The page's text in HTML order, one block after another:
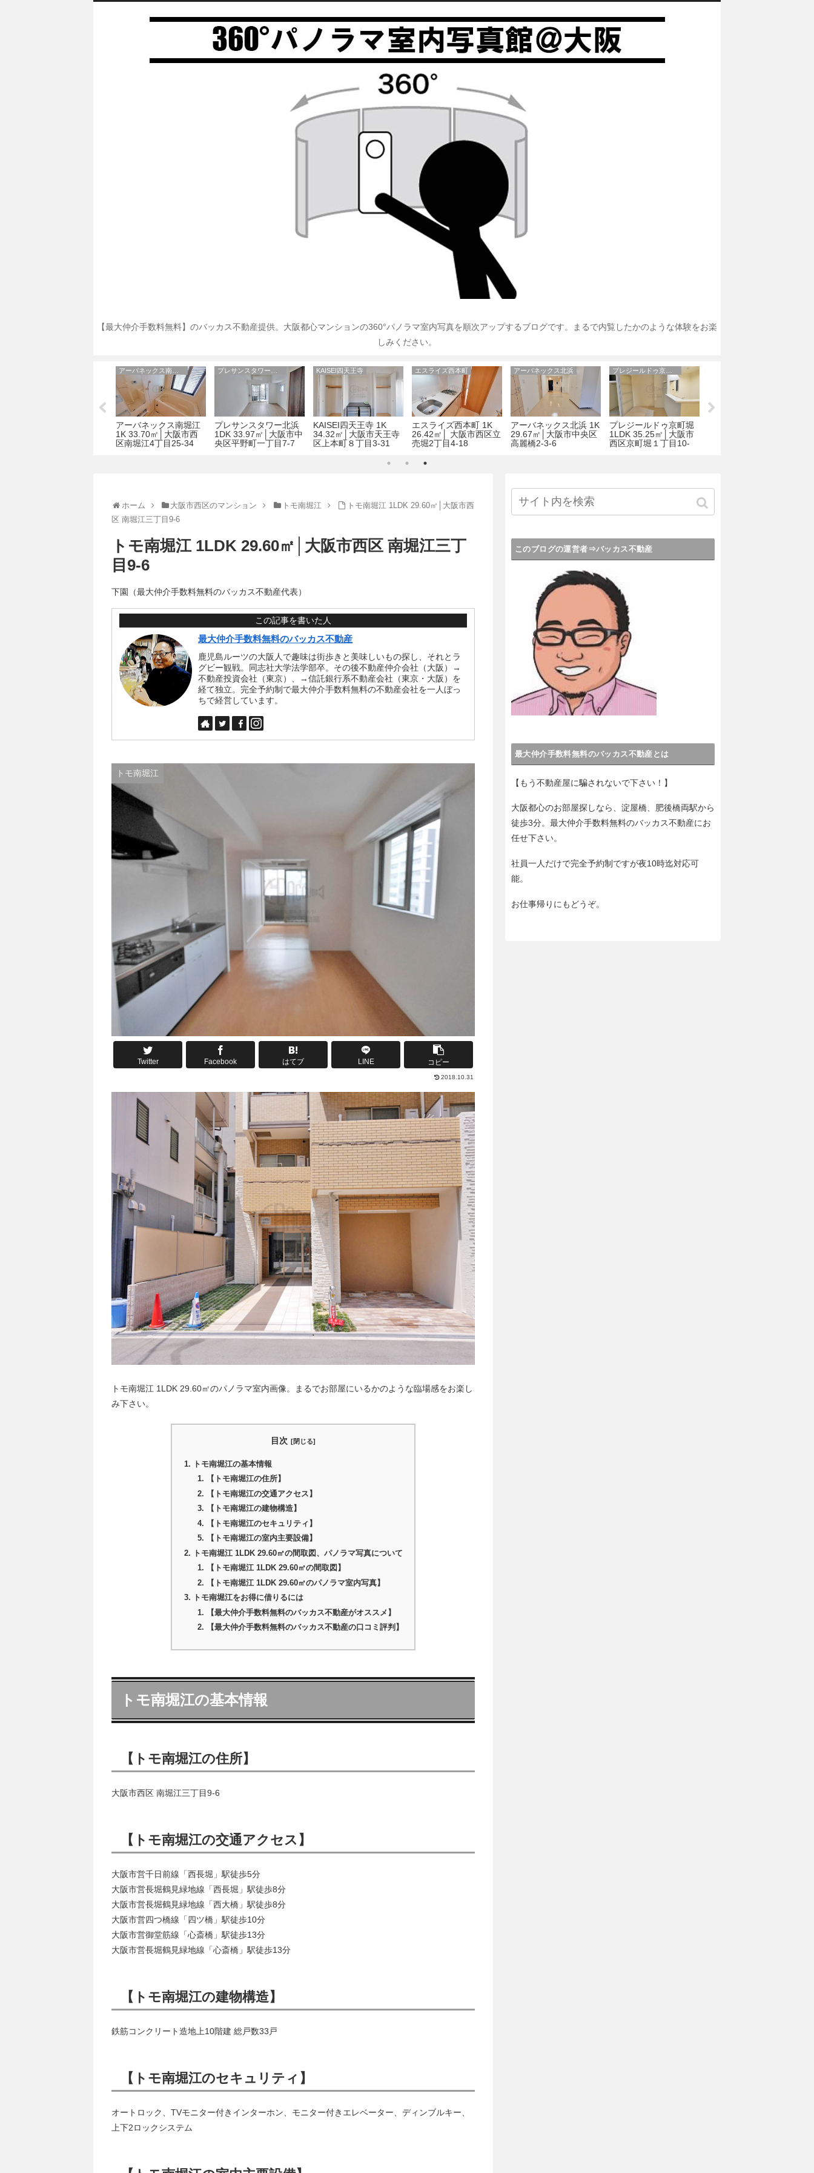
【最大仲介手数料無料】のバッカス不動産提供。大阪都心マンションの360°パノラマ室内写真を順次アップするブログです。まるで内覧したかのような体験をお楽
しみください。
アーバネックス南堀江
1K 33.70㎡│大阪市西
区南堀江4丁目25-34
プレサンスタワー北浜
1DK 33.97㎡│大阪市中
央区平野町一丁目7-7
KAISEI四天王寺
KAISEI四天王寺 1K
34.32㎡│大阪市天王寺
区上本町８丁目3-31
エスライズ西本町
エスライズ西本町 1K
26.42㎡│ 大阪市西区立
売堀2丁目4-18
アーバネックス北浜
アーバネックス北浜 1K
29.67㎡│大阪市中央区
高麗橋2-3-6
プレジールドゥ京町堀
1LDK 35.25㎡│大阪市
西区京町堀１丁目10-
ホーム 大阪市西区のマンション トモ南堀江
トモ南堀江 1LDK 29.60㎡│大阪市西
区 南堀江三丁目9-6
トモ南堀江 1LDK 29.60㎡│大阪市西区 南堀江三丁
目9-6
下園（最大仲介手数料無料のバッカス不動産代表）
この記事を書いた人
最大仲介手数料無料のバッカス不動産
鹿児島ルーツの大阪人で趣味は街歩きと美味しいもの探し、それとラ
グビー観戦。同志社大学法学部卒。その後不動産仲介会社（大阪）→
不動産投資会社（東京）、→信託銀行系不動産会社（東京・大阪）を
経て独立。完全予約制で最大仲介手数料無料の不動産会社を一人ぼっ
ちで経営しています。
トモ南堀江
Twitter Facebook はてブ LINE コピー
2018.10.31
トモ南堀江 1LDK 29.60㎡のパノラマ室内画像。まるでお部屋にいるかのような臨場感をお楽し
み下さい。
目次
トモ南堀江の基本情報
【トモ南堀江の住所】
【トモ南堀江の交通アクセス】
【トモ南堀江の建物構造】
【トモ南堀江のセキュリティ】
【トモ南堀江の室内主要設備】
トモ南堀江 1LDK 29.60㎡の間取図、パノラマ写真について
【トモ南堀江 1LDK 29.60㎡の間取図】
【トモ南堀江 1LDK 29.60㎡のパノラマ室内写真】
トモ南堀江をお得に借りるには
【最大仲介手数料無料のバッカス不動産がオススメ】
【最大仲介手数料無料のバッカス不動産の口コミ評判】
トモ南堀江の基本情報
【トモ南堀江の住所】
大阪市西区 南堀江三丁目9-6
【トモ南堀江の交通アクセス】
大阪市営千日前線「西長堀」駅徒歩5分
大阪市営長堀鶴見緑地線「西長堀」駅徒歩8分
大阪市営長堀鶴見緑地線「西大橋」駅徒歩8分
大阪市営四つ橋線「四ツ橋」駅徒歩10分
大阪市営御堂筋線「心斎橋」駅徒歩13分
大阪市営長堀鶴見緑地線「心斎橋」駅徒歩13分
【トモ南堀江の建物構造】
鉄筋コンクリート造地上10階建 総戸数33戸
【トモ南堀江のセキュリティ】
オートロック、TVモニター付きインターホン、モニター付きエレベーター、ディンブルキー、
上下2ロックシステム
このブログの運営者⇒バッカス不動産
最大仲介手数料無料のバッカス不動産とは
【もう不動産屋に騙されないで下さい！】
大阪都心のお部屋探しなら、淀屋橋、肥後橋両駅から
徒歩3分。最大仲介手数料無料のバッカス不動産にお
任せ下さい。
社員一人だけで完全予約制ですが夜10時迄対応可
能。
お仕事帰りにもどうぞ。